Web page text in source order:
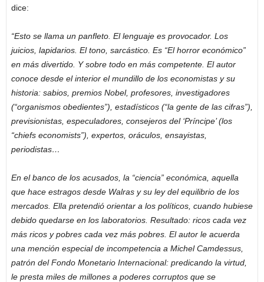
dice:
“Esto se llama un panfleto. El lenguaje es provocador. Los
juicios, lapidarios. El tono, sarcástico. Es “El horror económico”
en más divertido. Y sobre todo en más competente. El autor
conoce desde el interior el mundillo de los economistas y su
historia: sabios, premios Nobel, profesores, investigadores
(“organismos obedientes”), estadísticos (“la gente de las cifras”),
previsionistas, especuladores, consejeros del ‘Príncipe’ (los
“chiefs economists”), expertos, oráculos, ensayistas,
periodistas…
En el banco de los acusados, la “ciencia” económica, aquella
que hace estragos desde Walras y su ley del equilibrio de los
mercados. Ella pretendió orientar a los políticos, cuando hubiese
debido quedarse en los laboratorios. Resultado: ricos cada vez
más ricos y pobres cada vez más pobres. El autor le acuerda
una mención especial de incompetencia a Michel Camdessus,
patrón del Fondo Monetario Internacional: predicando la virtud,
le presta miles de millones a poderes corruptos que se